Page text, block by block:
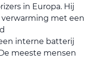
in Europa. Hij
met een
interne batterij
meeste mensen